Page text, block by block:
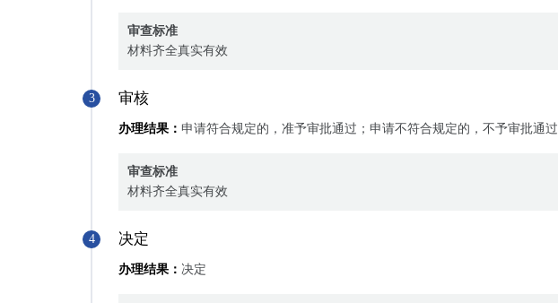
审查标准
材料齐全真实有效
3 审核
办理结果： 申请符合规定的，准予审批通过；申请不符合规定的，不予审批通过
审查标准
材料齐全真实有效
4 决定
办理结果： 决定